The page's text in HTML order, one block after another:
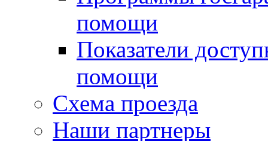
помощи
Показатели
помощи
Схема проезда
Наши партнеры